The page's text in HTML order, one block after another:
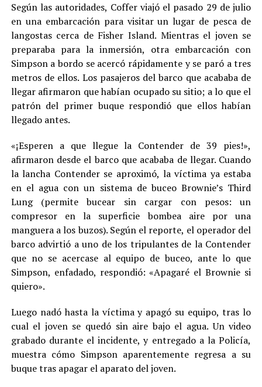
Según las autoridades, Coffer viajó el pasado 29 de julio
en una embarcación para visitar un lugar de pesca de
langostas cerca de Fisher Island. Mientras el joven se
preparaba para la inmersión, otra embarcación con
Simpson a bordo se acercó rápidamente y se paró a tres
metros de ellos. Los pasajeros del barco que acababa de
llegar afirmaron que habían ocupado su sitio; a lo que el
patrón del primer buque respondió que ellos habían
llegado antes.
«¡Esperen a que llegue la Contender de 39 pies!»,
afirmaron desde el barco que acababa de llegar. Cuando
la lancha Contender se aproximó, la víctima ya estaba
en el agua con un sistema de buceo Brownie’s Third
Lung (permite bucear sin cargar con pesos: un
compresor en la superficie bombea aire por una
manguera a los buzos). Según el reporte, el operador del
barco advirtió a uno de los tripulantes de la Contender
que no se acercase al equipo de buceo, ante lo que
Simpson, enfadado, respondió: «Apagaré el Brownie si
quiero».
Luego nadó hasta la víctima y apagó su equipo, tras lo
cual el joven se quedó sin aire bajo el agua. Un video
grabado durante el incidente, y entregado a la Policía,
muestra cómo Simpson aparentemente regresa a su
buque tras apagar el aparato del joven.